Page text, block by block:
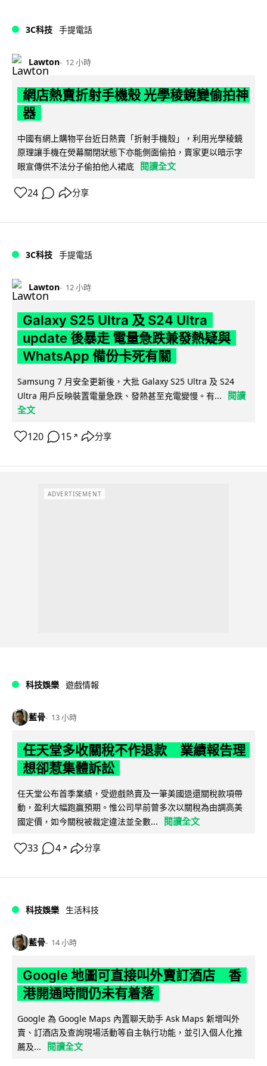
3C科技 手提電話
Lawton 12 小時
網店熱賣折射手機殼 光學稜鏡變偷拍神
器
中國有網上購物平台近日熱賣「折射手機殼」，利用光學稜鏡
原理讓手機在熒幕關閉狀態下亦能側面偷拍，賣家更以暗示字
眼宣傳供不法分子偷拍他人裙底 閱讀全文
24 分享
3C科技 手提電話
Lawton 12 小時
Galaxy S25 Ultra 及 S24 Ultra
update 後暴走 電量急跌兼發熱疑與
WhatsApp 備份卡死有關
Samsung 7 月安全更新後，大批 Galaxy S25 Ultra 及 S24
Ultra 用戶反映裝置電量急跌、發熱甚至充電變慢。有...
閱讀
全文
120 15 ↗ 分享
ADVERTISEMENT
科技娛樂 遊戲情報
藍骨 13 小時
任天堂多收關稅不作退款 業績報告理
想卻惹集體訴訟
任天堂公布首季業績，受遊戲熱賣及一筆美國退還關稅款項帶
動，盈利大幅跑贏預期。惟公司早前曾多次以關稅為由調高美
國定價，如今關稅被裁定違法並全數...
閱讀全文
33 4 ↗ 分享
科技娛樂 生活科技
藍骨 14 小時
Google 地圖可直接叫外賣訂酒店 香
港開通時間仍未有着落
Google 為 Google Maps 內置聊天助手 Ask Maps 新增叫外
賣、訂酒店及查詢現場活動等自主執行功能，並引入個人化推
薦及...
閱讀全文